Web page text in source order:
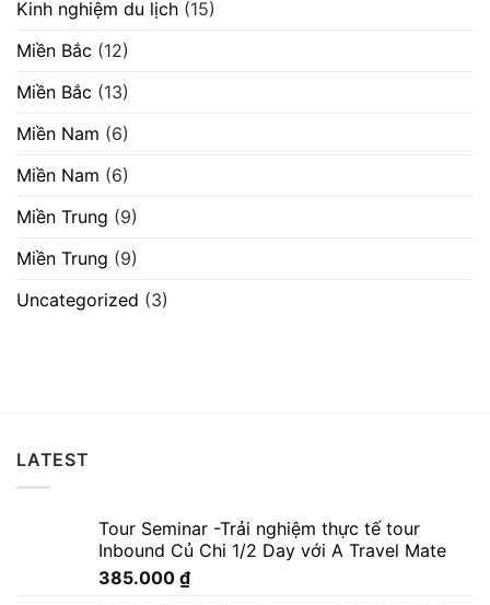
Kinh nghiệm du lịch (15)
Miền Bắc (12)
Miền Bắc (13)
Miền Nam (6)
Miền Nam (6)
Miền Trung (9)
Miền Trung (9)
Uncategorized (3)
LATEST
Tour Seminar -Trải nghiệm thực tế tour
Inbound Củ Chi 1/2 Day với A Travel Mate
385.000 ₫